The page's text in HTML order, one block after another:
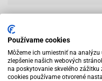
Pri objednaní do
Používame cookies
Môžeme ich umiestniť na
zlepšenie našich webových
na poskytovanie skvelého
cookies používame otvorené